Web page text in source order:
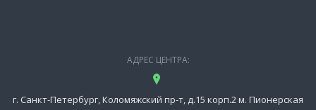
АДРЕС ЦЕНТРА:
г. Санкт-Петербург, Коломяжский пр-т, д.15 корп.2 м. Пионерская